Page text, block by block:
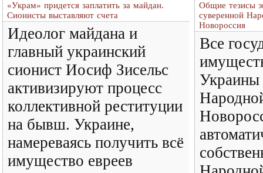
«Украм» придется заплатить за майдан.
Сионисты выставляют счета
Идеолог майдана и
главный украинский
сионист Иосиф Зисельс
активизируют процесс
коллективной реституции
на бывш. Украине,
намереваясь получить всё
имущество евреев
Общие тезисы
суверенной
Новороссия
Все
Украины